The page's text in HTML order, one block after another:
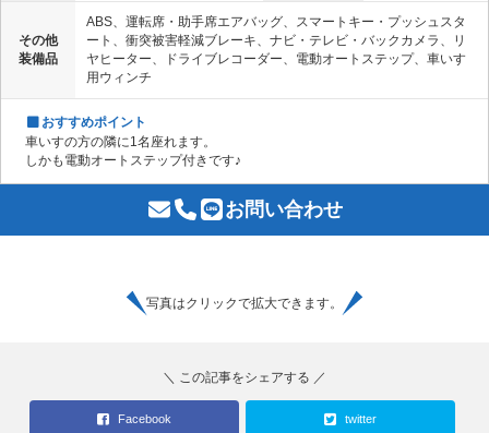
その他
装備品
ABS、運転席・助手席エアバッグ、スマートキー・プッシュスタ
ート、衝突被害軽減ブレーキ、ナビ・テレビ・バックカメラ、リ
ヤヒーター、ドライブレコーダー、電動オートステップ、車いす
用ウィンチ
おすすめポイント
車いすの方の隣に1名座れます。
しかも電動オートステップ付きです♪
お問い合わせ
写真はクリックで拡大できます。
Facebook twitter